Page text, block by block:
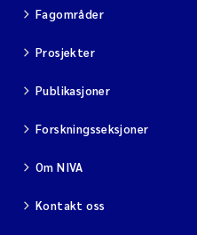
Fagområder
Prosjekter
Publikasjoner
Forskningsseksjoner
Om NIVA
Kontakt oss